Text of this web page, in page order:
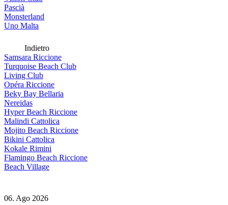
Pascià
Monsterland
Uno Malta
Indietro
Samsara Riccione
Turquoise Beach Club
Living Club
Opéra Riccione
Beky Bay Bellaria
Nereidas
Hyper Beach Riccione
Malindi Cattolica
Mojito Beach Riccione
Bikini Cattolica
Kokale Rimini
Flamingo Beach Riccione
Beach Village
06. Ago 2026